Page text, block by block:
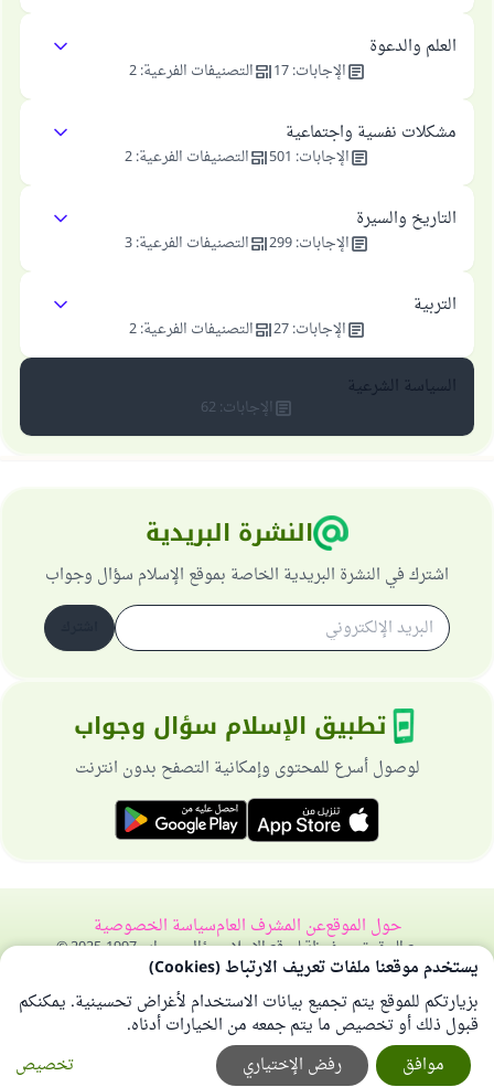
العلم والدعوة
الإجابات:
17 التصنيفات الفرعية:
2
مشكلات نفسية واجتماعية
الإجابات:
501 التصنيفات الفرعية:
2
التاريخ والسيرة
الإجابات:
299 التصنيفات الفرعية:
3
التربية
الإجابات:
27 التصنيفات الفرعية:
2
السياسة الشرعية
الإجابات:
62
النشرة البريدية
اشترك في النشرة البريدية الخاصة بموقع الإسلام سؤال وجواب
تطبيق الإسلام سؤال وجواب
لوصول أسرع للمحتوى وإمكانية التصفح بدون انترنت
حول الموقععن المشرف العامسياسة الخصوصية
جميع الحقوق محفوظة لموقع الإسلام سؤال وجواب 1997-2025 ©
يستخدم موقعنا ملفات تعريف الارتباط (Cookies)
بزيارتكم للموقع يتم تجميع بيانات الاستخدام لأغراض تحسينية. يمكنكم
قبول ذلك أو تخصيص ما يتم جمعه من الخيارات أدناه.
تخصيص
رفض الإختياري موافق